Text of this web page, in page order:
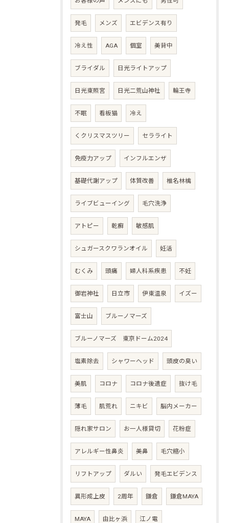
発毛 メンズ エビデンス有り
冷え性 AGA 個室 美背中
ブライダル 日光ライトアップ
日光東照宮 日光二荒山神社 輪王寺
不眠 看板猫 冷え
くクリスマスツリー セラライト
免疫力アップ インフルエンザ
基礎代謝アップ 体質改善 椎名林檎
ライブビューイング 毛穴洗浄
アトピー 乾癬 敏感肌
シュガースクワランオイル 妊活
むくみ 頭痛 婦人科系疾患 不妊
御岩神社 日立市 伊東温泉 イズー
富士山 ブルーノマーズ
ブルーノマーズ 東京ドーム2024
塩素除去 シャワーヘッド 頭皮の臭い
美肌 コロナ コロナ後遺症 抜け毛
薄毛 肌荒れ ニキビ 脳内メーカー
隠れ家サロン お一人様貸切 花粉症
アレルギー性鼻炎 美鼻 毛穴縮小
リフトアップ ダルい 発毛エビデンス
異形成上皮 2周年 鎌倉 鎌倉MAYA
MAYA 由比ヶ浜 江ノ電